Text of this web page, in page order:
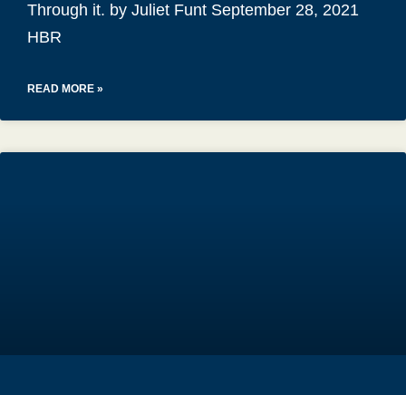
Through it. by Juliet Funt September 28, 2021
HBR
READ MORE »